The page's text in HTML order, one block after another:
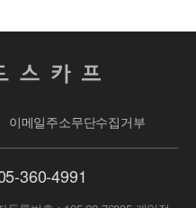
이메일주소무단수집거부
360-4991